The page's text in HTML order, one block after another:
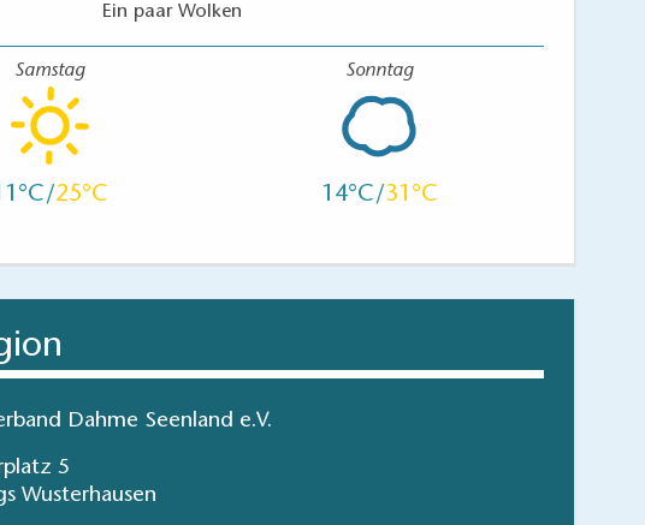
die Stufe für die an Bord befindliche Rampe zu steil.
stufenlose Alternative für die Bootsübergabe und -
Stufe für die an Bord befindliche Rampe möglicherweise zu
10 Zentimenter betragen.
Ein paar Wolken
Samstag
25
Sonntag
14 31
Dahme Seenland e.V.
5
Wusterhausen